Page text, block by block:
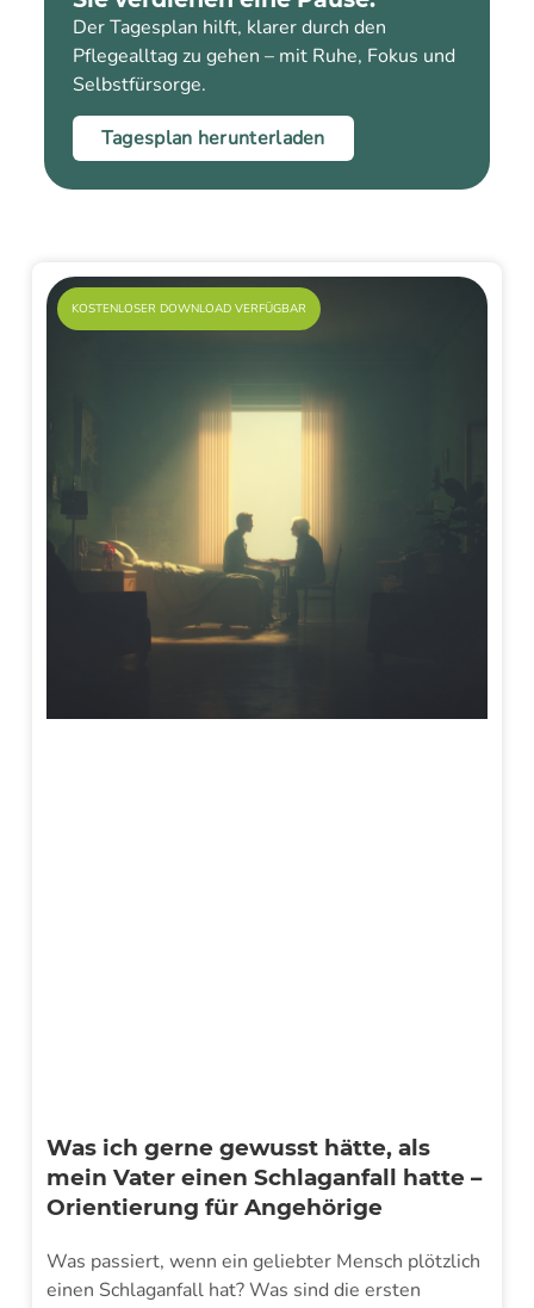
Der Tagesplan hilft, klarer durch den
Pflegealltag zu gehen – mit Ruhe, Fokus und
Selbstfürsorge.
Tagesplan herunterladen
KOSTENLOSER DOWNLOAD VERFÜGBAR
Was ich gerne gewusst hätte, als
mein Vater einen Schlaganfall hatte –
Orientierung für Angehörige
Was passiert, wenn ein geliebter Mensch plötzlich
einen Schlaganfall hat? Was sind die ersten